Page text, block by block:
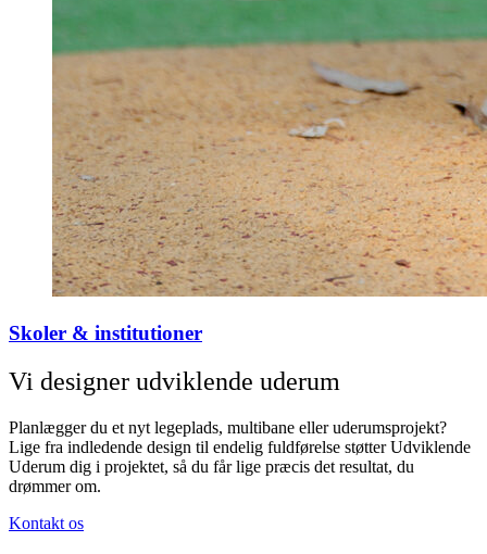
Skoler & institutioner
Vi designer udviklende uderum
Planlægger du et nyt legeplads, multibane eller uderumsprojekt?
Lige fra indledende design til endelig fuldførelse støtter Udviklende
Uderum dig i projektet, så du får lige præcis det resultat, du
drømmer om.
Kontakt os